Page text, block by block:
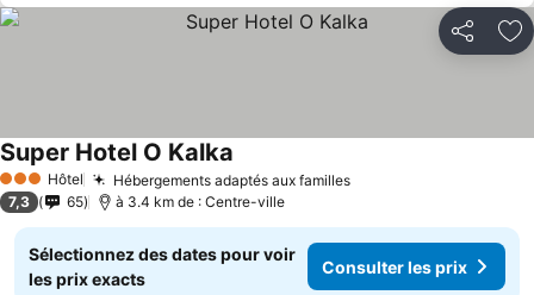
Partager
3 ÉtoilesHôtel Hébergements adaptés aux familles
Super Hotel O Kalka
7,3 65 à 3.4 km de : Centre-ville
Sélectionnez des dates pour voir
les prix exacts
Consulter les prix